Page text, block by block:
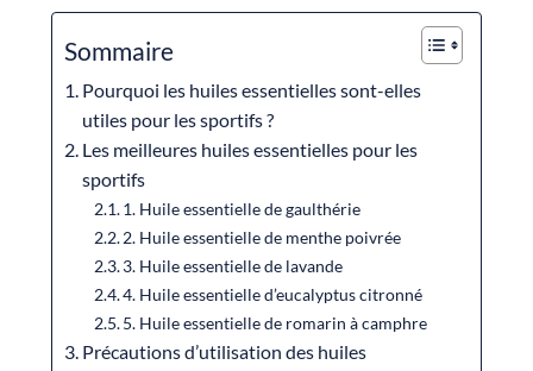
Sommaire
Pourquoi les huiles essentielles sont-elles
utiles pour les sportifs ?
Les meilleures huiles essentielles pour les
sportifs
1. Huile essentielle de gaulthérie
2. Huile essentielle de menthe poivrée
3. Huile essentielle de lavande
4. Huile essentielle d’eucalyptus citronné
5. Huile essentielle de romarin à camphre
Précautions d’utilisation des huiles